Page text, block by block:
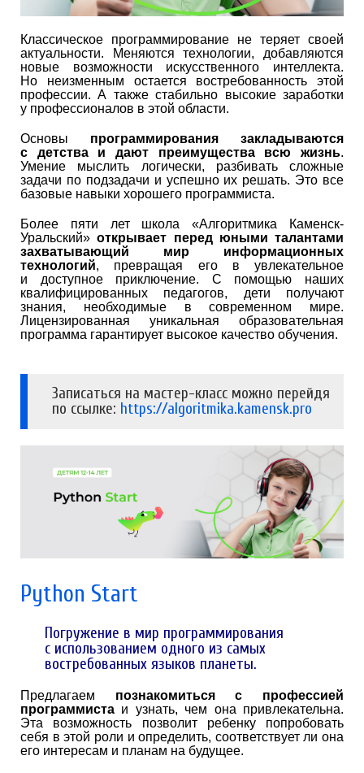
Классическое программирование не теряет своей
актуальности. Меняются технологии, добавляются
новые возможности искусственного интеллекта.
Но неизменным остается востребованность этой
профессии. А также стабильно высокие заработки
у профессионалов в этой области.
Основы программирования закладываются
с детства и дают преимущества всю жизнь.
Умение мыслить логически, разбивать сложные
задачи по подзадачи и успешно их решать. Это все
базовые навыки хорошего программиста.
Более пяти лет школа «Алгоритмика Каменск-
Уральский»открывает перед юными талантами
захватывающий мир информационных
технологий, превращая его в увлекательное
и доступное приключение. С помощью наших
квалифицированных педагогов, дети получают
знания, необходимые в современном мире.
Лицензированная уникальная образовательная
программа гарантирует высокое качество обучения.
Записаться на мастер-класс можно перейдя
по ссылке: https://algoritmika.kamensk.pro
Python Start
Погружение в мир программирования
с использованием одного из самых
востребованных языков планеты.
Предлагаем познакомиться с профессией
программиста и узнать, чем она привлекательна.
Эта возможность позволит ребенку попробовать
себя в этой роли и определить, соответствует ли она
его интересам и планам на будущее.